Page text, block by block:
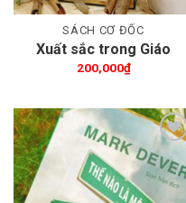
SÁCH CƠ ĐỐC
Xuất sắc trong Giáo
dục Thần học
200,000₫
Thêm wishlist